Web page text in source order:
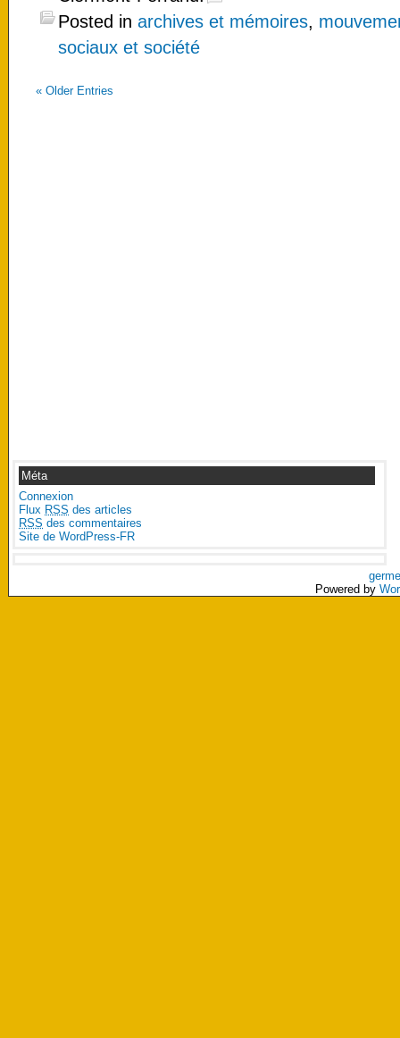
Posted in archives et mémoires,
sociaux et société
« Older Entries
Méta
Connexion
Flux RSS des articles
RSS des commentaires
Site de WordPress-FR
Powered by